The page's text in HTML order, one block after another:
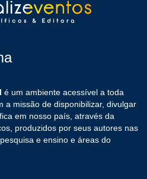
é um ambiente acessível a toda
a missão de disponibilizar, divulgar
em nosso país, através da
produzidos por seus autores nas
e ensino e áreas do